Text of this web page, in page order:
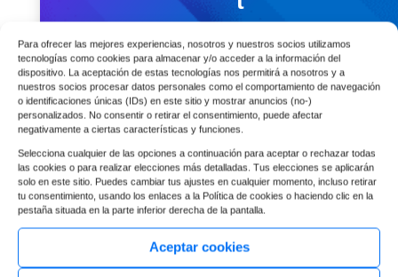
Para ofrecer las mejores experiencias, nosotros y nuestros socios utilizamos
tecnologías como cookies para almacenar y/o acceder a la información del
dispositivo. La aceptación de estas tecnologías nos permitirá a nosotros y a
nuestros socios procesar datos personales como el comportamiento de navegación
o identificaciones únicas (IDs) en este sitio y mostrar anuncios (no-)
personalizados. No consentir o retirar el consentimiento, puede afectar
negativamente a ciertas características y funciones.
Selecciona cualquier de las opciones a continuación para aceptar o rechazar todas
las cookies o para realizar elecciones más detalladas. Tus elecciones se aplicarán
solo en este sitio. Puedes cambiar tus ajustes en cualquier momento, incluso retirar
tu consentimiento, usando los enlaces a la Política de cookies o haciendo clic en la
pestaña situada en la parte inferior derecha de la pantalla.
Aceptar cookies
e
a
m
D
O
C
S